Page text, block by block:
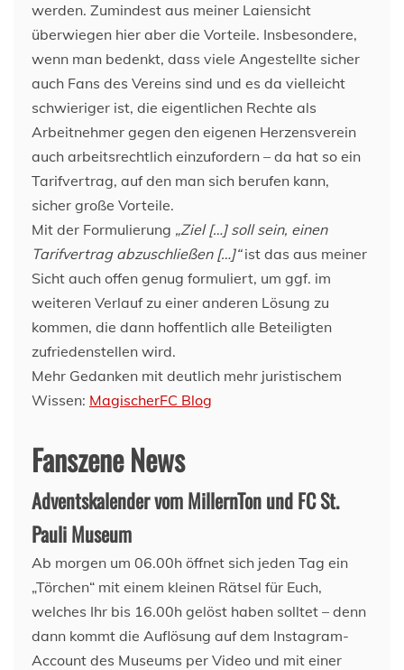
werden. Zumindest aus meiner Laiensicht
überwiegen hier aber die Vorteile. Insbesondere,
wenn man bedenkt, dass viele Angestellte sicher
auch Fans des Vereins sind und es da vielleicht
schwieriger ist, die eigentlichen Rechte als
Arbeitnehmer gegen den eigenen Herzensverein
auch arbeitsrechtlich einzufordern – da hat so ein
Tarifvertrag, auf den man sich berufen kann,
sicher große Vorteile.
Mit der Formulierung „Ziel […] soll sein, einen
Tarifvertrag abzuschließen […]“ist das aus meiner
Sicht auch offen genug formuliert, um ggf. im
weiteren Verlauf zu einer anderen Lösung zu
kommen, die dann hoffentlich alle Beteiligten
zufriedenstellen wird.
Mehr Gedanken mit deutlich mehr juristischem
Wissen: MagischerFC Blog
Fanszene News
Adventskalender vom MillernTon und FC St.
Pauli Museum
Ab morgen um 06.00h öffnet sich jeden Tag ein
„Törchen“ mit einem kleinen Rätsel für Euch,
welches Ihr bis 16.00h gelöst haben solltet – denn
dann kommt die Auflösung auf dem Instagram-
Account des Museums per Video und mit einer